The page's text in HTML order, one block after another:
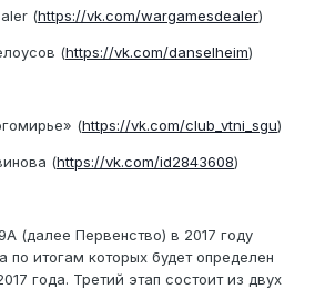
(https://vk.com/wargamesdealer)
(https://vk.com/danselheim)
(https://vk.com/club_vtni_sgu)
(https://vk.com/id2843608)
(далее Первенство) в 2017 году
по итогам которых будет определен
года. Третий этап состоит из двух